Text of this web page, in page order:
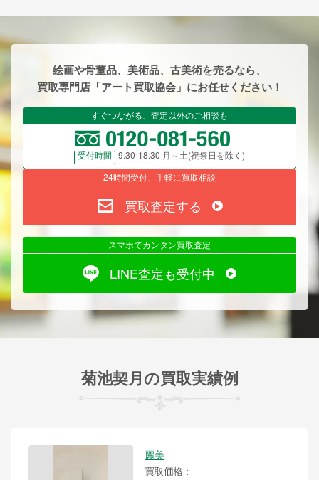
絵画や骨董品、美術品、古美術を売るなら、
買取専門店「アート買取協会」にお任せください！
すぐつながる、査定以外のご相談も
受付時間
9:30-18:30 月～土(祝祭日を除く)
24時間受付、手軽に買取相談
買取査定する
スマホでカンタン買取査定
LINE査定も受付中
菊池契月の買取実績例
麗美
買取価格